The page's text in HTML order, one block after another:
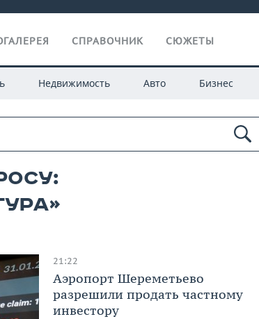
СПРАВОЧНИК СЮЖЕТЫ
Недвижимость Авто Бизнес
21:22
Аэропорт Шереметьево
разрешили продать частному
инвестору